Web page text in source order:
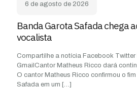
6 de agosto de 2026
Banda Garota Safada chega
vocalista
Compartilhe a notícia Facebook
GmailCantor Matheus Ricco dará
O cantor Matheus Ricco confirmou o
Safada em um […]